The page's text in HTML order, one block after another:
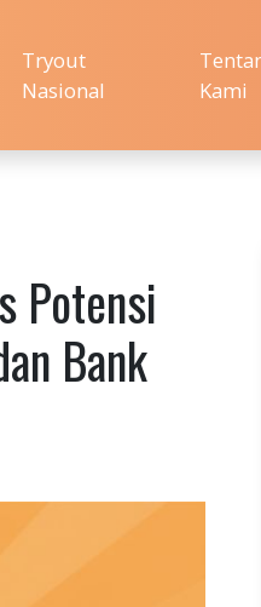
Tryout
Nasional
Kami
Potensi
Bank